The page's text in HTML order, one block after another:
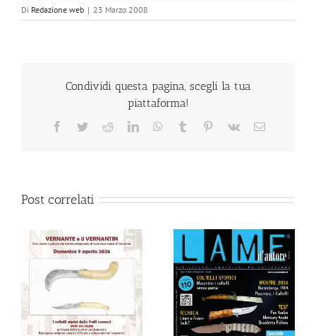
Di Redazione web | 23 Marzo 2008
Condividi questa pagina, scegli la tua
piattaforma!
Facebook
TwitterRedditLinkedInWhatsApp
Tumblr Pinterest
Vk Email
Post correlati